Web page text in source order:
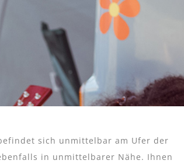
sich unmittelbar am Ufer der
in unmittelbarer Nähe. Ihnen